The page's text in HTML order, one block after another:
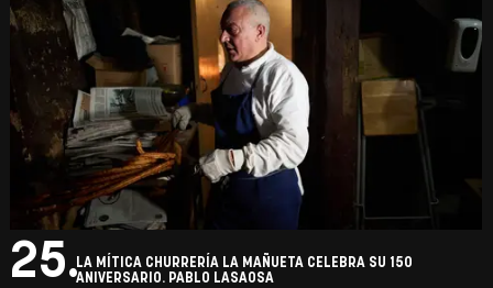
25.LA MÍTICA CHURRERÍA LA MAÑUETA CELEBRA SU 150
ANIVERSARIO. PABLO LASAOSA